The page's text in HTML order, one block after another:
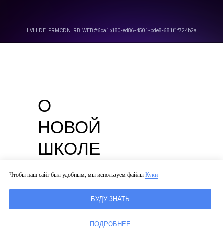
О
НОВОЙ
ШКОЛЕ
Новая школа
частная школа, которая
Чтобы наш сайт был удобным, мы используем файлы Куки
БУДУ ЗНАТЬ
ПОДРОБНЕЕ